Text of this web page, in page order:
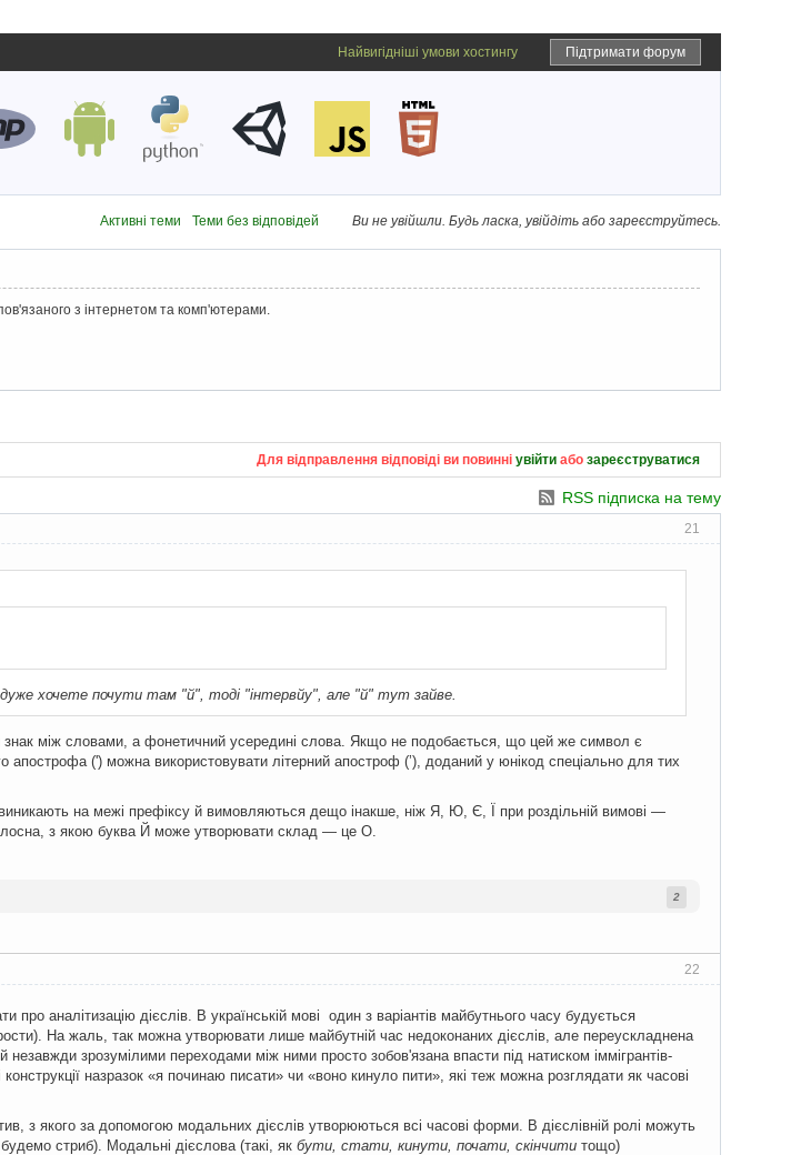
Підтримати форум
Найвигідніші умови хостингу
Ви не увійшли. Будь ласка, увійдіть або зареєструйтесь.
Активні теми Теми без відповідей
з інтернетом та комп'ютерами.
Для відправлення відповіді ви повинні увійти або зареєструватися
RSS підписка на тему
21
хочете почути там "й", тоді "інтервйу", але "й" тут зайве.
знак між словами, а фонетичний усередині слова. Якщо не подобається, що цей же символ є
апострофа (') можна використовувати літерний апостроф (ʼ), доданий у юнікод спеціально для тих
виникають на межі префіксу й вимовляються дещо інакше, ніж Я, Ю, Є, Ї при роздільній вимові —
з якою буква Й може утворювати склад — це О.
2
22
про аналітизацію дієслів. В українській мові один з варіантів майбутнього часу будується
На жаль, так можна утворювати лише майбутній час недоконаних дієслів, але переускладнена
зрозумілими переходами між ними просто зобов'язана впасти під натиском іммігрантів-
конструкції назразок «я починаю писати» чи «воно кинуло пити», які теж можна розглядати як часові
з якого за допомогою модальних дієслів утворюються всі часові форми. В дієслівній ролі можуть
стриб). Модальні дієслова (такі, як бути, стати, кинути, почати, скінчити тощо)